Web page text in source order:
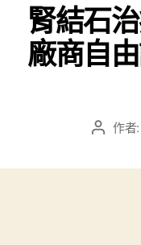
腎結石
廠商自
文 作者: